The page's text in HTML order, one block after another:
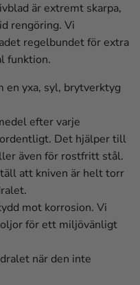
är extremt skarpa,
rengöring. Vi
regelbundet för extra
funktion.
en yxa, syl, brytverktyg
efter varje
Det hjälper till
även för rostfritt stål.
att kniven är helt torr
mot korrosion. Vi
för ett miljövänligt
när den inte